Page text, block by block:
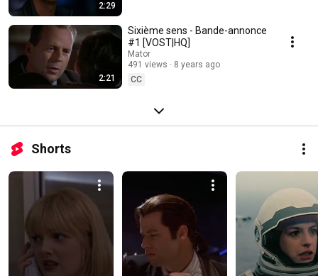
2:29
2:21
Sixième sens - Bande-annonce
#1 [VOST|HQ]
Mator
491 views
8 years ago
CC
Shorts